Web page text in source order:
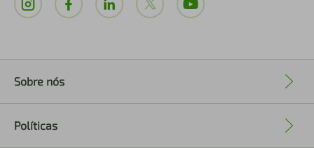
Sobre nós
Políticas